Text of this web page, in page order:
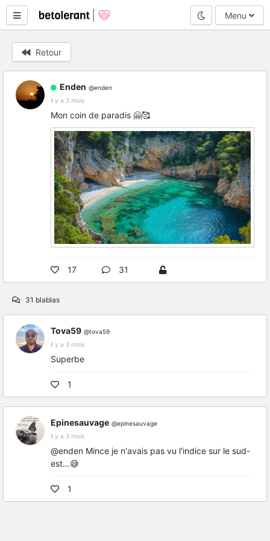
Mode nuit
Menu
Retour
Enden @enden
il y a 3 mois
Mon coin de paradis 🤗🥰
17 31
31 blablas
Tova59 @tova59
il y a 3 mois
Superbe
1
Epinesauvage @epinesauvage
il y a 3 mois
@enden Mince je n'avais pas vu l'indice sur le sud-
est...😅
1